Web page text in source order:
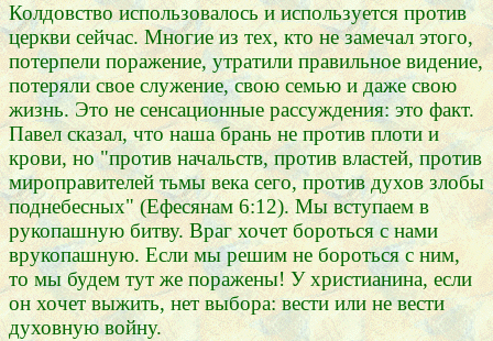
Колдовство использовалось и используется против
церкви сейчас. Многие из тех, кто не замечал этого,
потерпели поражение, утратили правильное видение,
потеряли свое служение, свою семью и даже свою
жизнь. Это не сенсационные рассуждения: это факт.
Павел сказал, что наша брань не против плоти и
крови, но "против начальств, против властей, против
мироправителей тьмы века сего, против духов злобы
поднебесных" (Ефесянам 6:12). Мы вступаем в
рукопашную битву. Враг хочет бороться с нами
врукопашную. Если мы решим не бороться с ним,
то мы будем тут же поражены! У христианина, если
он хочет выжить, нет выбора: вести или не вести
духовную войну.